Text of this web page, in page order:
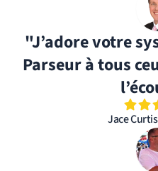
"J’adore votre
Parseur à tous
Jace